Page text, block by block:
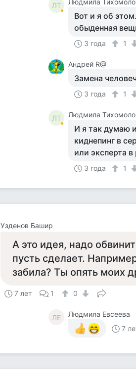
ЛТ Людмила
Вот и я об
обыденная
3 года 1
Андрей R@
Замена
3 года 1
ЛТ Людмила
И я так думаю
киднепинг в
или эксперта
3 года 1
Узденов Башир
А это идея, надо
пусть сделает.
забила? Ты опять моих
7 лет 1 0
ЛЕ
Людмила Евсеева
7